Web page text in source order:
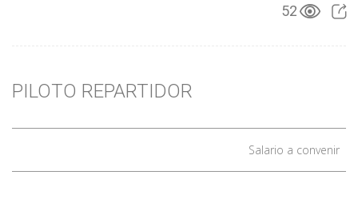
52
PILOTO REPARTIDOR
Salario a convenir